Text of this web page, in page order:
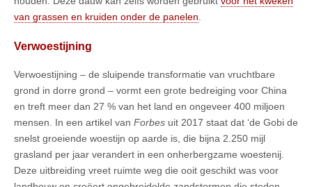
van grassen en kruiden onder de panelen.
Verwoestijning
Verwoestijning – de sluipende transformatie van vruchtbare
grond in dorre grond – vormt een grote bedreiging voor China
en treft meer dan 27 % van het land en ongeveer 400 miljoen
mensen. In een artikel van Forbes uit 2017 staat dat ‘de Gobi de
snelst groeiende woestijn op aarde is, die bijna 2.250 mijl
grasland per jaar verandert in een onherbergzame woestenij.
Deze uitbreiding vreet ruimte weg die ooit geschikt was voor